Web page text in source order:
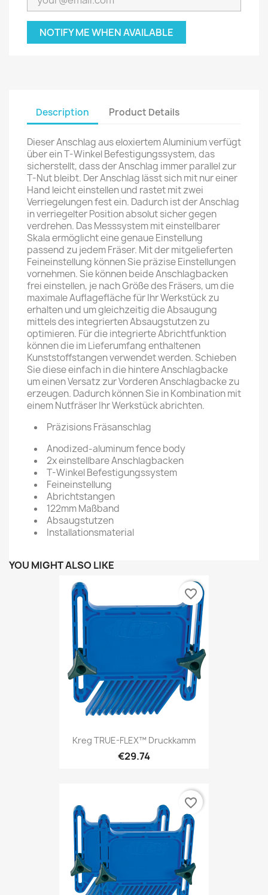
NOTIFY ME WHEN AVAILABLE
Description Product Details
Dieser Anschlag aus eloxiertem Aluminium verfügt
über ein T-Winkel Befestigungssystem, das
sicherstellt, dass der Anschlag immer parallel zur
T-Nut bleibt. Der Anschlag lässt sich mit nur einer
Hand leicht einstellen und rastet mit zwei
Verriegelungen fest ein. Dadurch ist der Anschlag
in verriegelter Position absolut sicher gegen
verdrehen. Das Messsystem mit einstellbarer
Skala ermöglicht eine genaue Einstellung
passend zu jedem Fräser. Mit der mitgelieferten
Feineinstellung können Sie präzise Einstellungen
vornehmen. Sie können beide Anschlagbacken
frei einstellen, je nach Größe des Fräsers, um die
maximale Auflagefläche für Ihr Werkstück zu
erhalten und um gleichzeitig die Absaugung
mittels des integrierten Absaugstutzen zu
optimieren. Für die integrierte Abrichtfunktion
können die im Lieferumfang enthaltenen
Kunststoffstangen verwendet werden. Schieben
Sie diese einfach in die hintere Anschlagbacke
um einen Versatz zur Vorderen Anschlagbacke zu
erzeugen. Dadurch können Sie in Kombination mit
einem Nutfräser Ihr Werkstück abrichten.
Präzisions Fräsanschlag
Anodized-aluminum fence body
2x einstellbare Anschlagbacken
T-Winkel Befestigungssystem
Feineinstellung
Abrichtstangen
122mm Maßband
Absaugstutzen
Installationsmaterial
YOU MIGHT ALSO LIKE
Kreg TRUE-FLEX™ Druckkamm
€29.74
favorite_border
favorite_border